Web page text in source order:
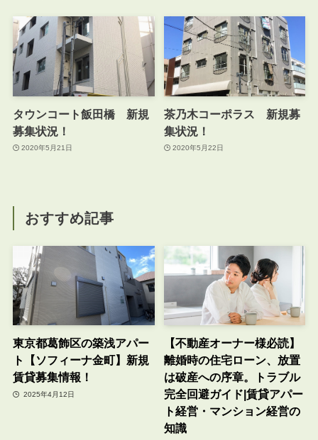
タウンコート飯田橋 新規
募集状況！
2020年5月21日
茶乃木コーポラス 新規募
集状況！
2020年5月22日
おすすめ記事
東京都葛飾区の築浅アパー
ト【ソフィーナ金町】新規
賃貸募集情報！
2025年4月12日
【不動産オーナー様必読】
離婚時の住宅ローン、放置
は破産への序章。トラブル
完全回避ガイド|賃貸アパー
ト経営・マンション経営の
知識